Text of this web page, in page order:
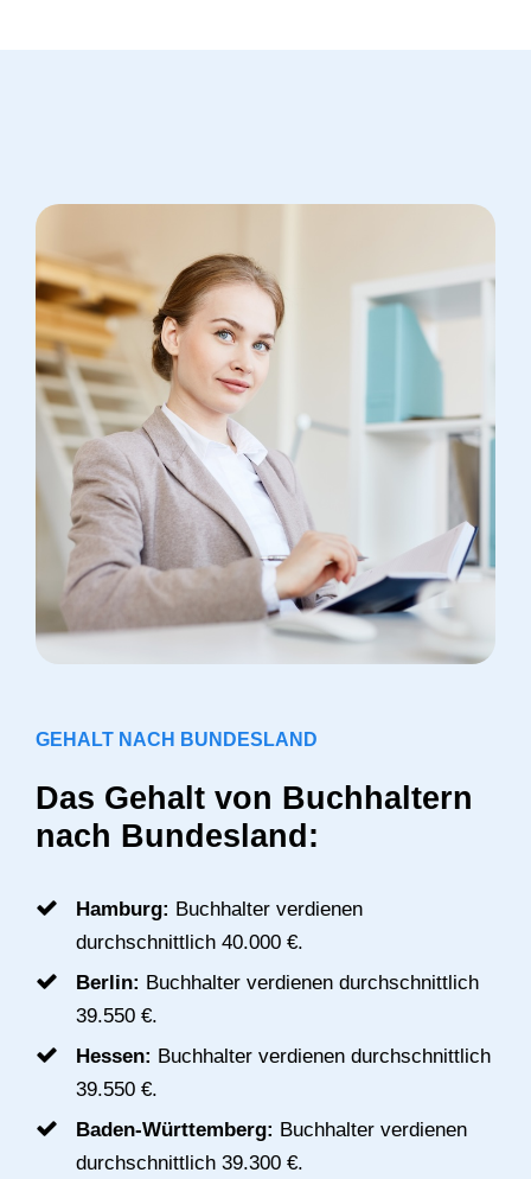
GEHALT NACH BUNDESLAND
Das Gehalt von Buchhaltern
nach Bundesland:
Hamburg: Buchhalter verdienen
durchschnittlich 40.000 €.
Berlin: Buchhalter verdienen durchschnittlich
39.550 €.
Hessen: Buchhalter verdienen durchschnittlich
39.550 €.
Baden-Württemberg: Buchhalter verdienen
durchschnittlich 39.300 €.